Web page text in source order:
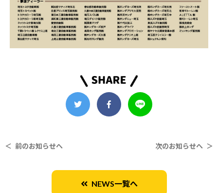
＜ 前のお知らせへ 次のお知らせへ ＞
NEWS一覧へ